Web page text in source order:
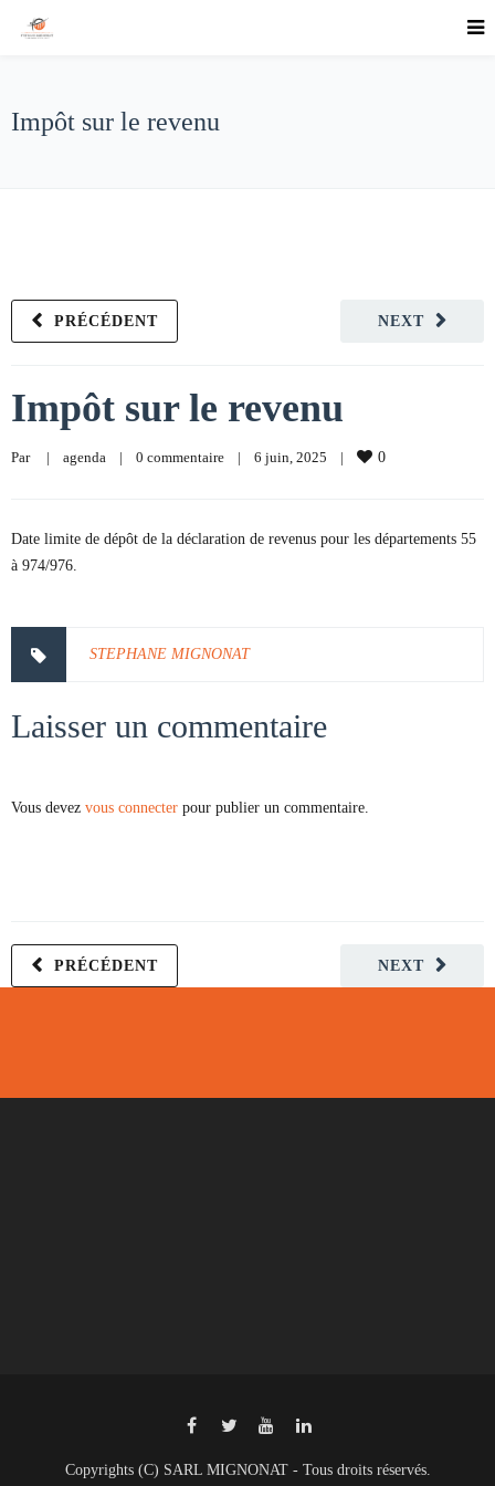
Impôt sur le revenu
NEXT
PRÉCÉDENT
Impôt sur le revenu
Par | agenda | 0 commentaire | 6 juin, 2025 | 0
Date limite de dépôt de la déclaration de revenus pour les départements 55
à 974/976.
STEPHANE MIGNONAT
Laisser un commentaire
Vous devez vous connecter pour publier un commentaire.
NEXT
PRÉCÉDENT
Copyrights (C) SARL MIGNONAT - Tous droits réservés.